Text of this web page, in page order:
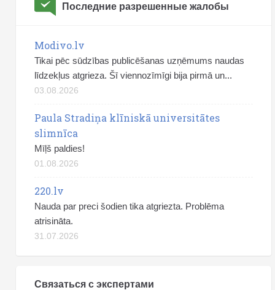
Последние разрешенные жалобы
Modivo.lv
Tikai pēc sūdzības publicēšanas uzņēmums naudas
līdzekļus atgrieza. Šī viennozīmīgi bija pirmā un...
03.08.2026
Paula Stradiņa klīniskā universitātes
slimnīca
Mīļš paldies!
01.08.2026
220.lv
Nauda par preci šodien tika atgriezta. Problēma
atrisināta.
31.07.2026
Связаться с экспертами